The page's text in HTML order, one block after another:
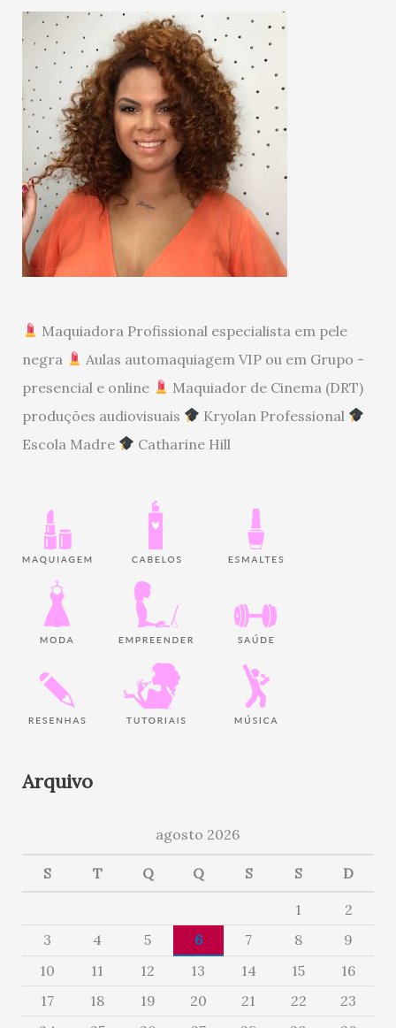
Maquiadora Profissional especialista em pele
negra
Aulas automaquiagem VIP ou em Grupo -
presencial e online
Maquiador de Cinema (DRT)
produções audiovisuais
Kryolan Professional
Escola Madre
Catharine Hill
Arquivo
agosto 2026
S T Q Q S S D
1
2
3
4 5 6 7 8
9
10
11 12 13 14 15
16
17
18 19 20 21 22
23